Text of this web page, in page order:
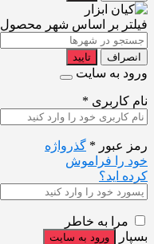
فیلتر بر اساس شهر محصول
انصراف تایید
ورود به سایت
نام کاربری *
رمز عبور * گذرواژه
خود را فراموش
کرده اید؟
مرا به خاطر
بسپار